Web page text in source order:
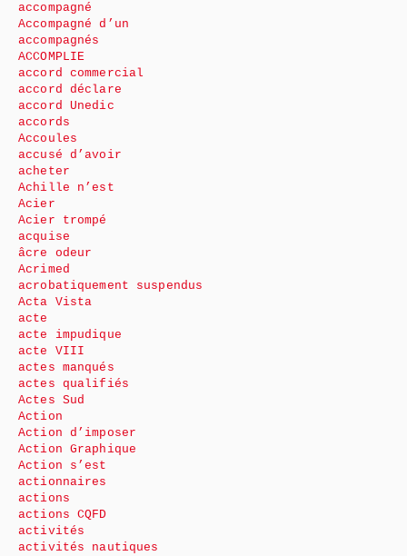
accompagné
Accompagné d’un
accompagnés
ACCOMPLIE
accord commercial
accord déclare
accord Unedic
accords
Accoules
accusé d’avoir
acheter
Achille n’est
Acier
Acier trompé
acquise
âcre odeur
Acrimed
acrobatiquement suspendus
Acta Vista
acte
acte impudique
acte VIII
actes manqués
actes qualifiés
Actes Sud
Action
Action d’imposer
Action Graphique
Action s’est
actionnaires
actions
actions CQFD
activités
activités nautiques